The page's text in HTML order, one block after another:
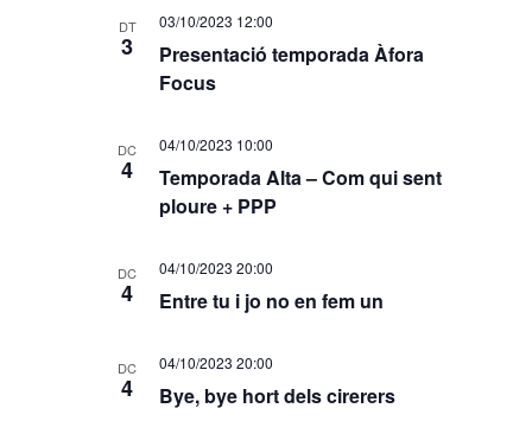
DT
3
Presentació temporada Àfora
Focus
03/10/2023 12:00
DC
4
Temporada Alta – Com qui sent
ploure + PPP
04/10/2023 10:00
DC
4 Entre tu i jo no en fem un
04/10/2023 20:00
DC
4 Bye, bye hort dels cirerers
04/10/2023 20:00